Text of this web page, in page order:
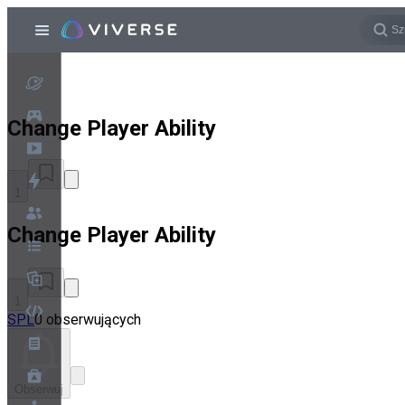
Change Player Ability
Change Player Ability
SPL0 obserwujących
Obserwuj